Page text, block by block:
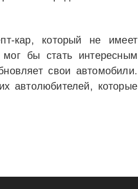
кар, который не имеет
бы стать интересным
свои автомобили.
автолюбителей, которые